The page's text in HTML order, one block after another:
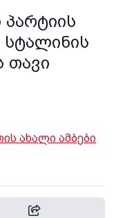
თავი
ახალი ამბები